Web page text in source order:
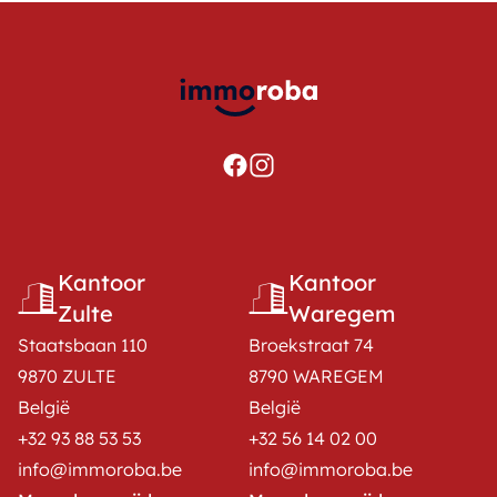
Kantoor
Zulte
Staatsbaan 110
9870 ZULTE
België
+32 93 88 53 53
info@immoroba.be
Kantoor
Waregem
Broekstraat 74
8790 WAREGEM
België
+32 56 14 02 00
info@immoroba.be